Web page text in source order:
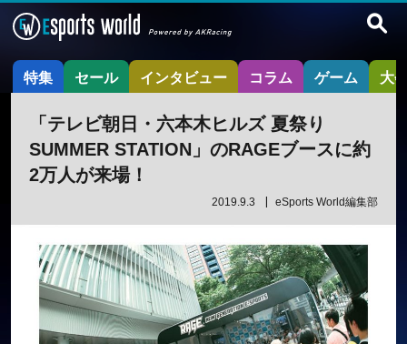
特集 セール インタビュー コラム ゲーム 大
「テレビ朝日・六本木ヒルズ 夏祭り
SUMMER STATION」のRAGEブースに約
2万人が来場！
2019.9.3 eSports World編集部